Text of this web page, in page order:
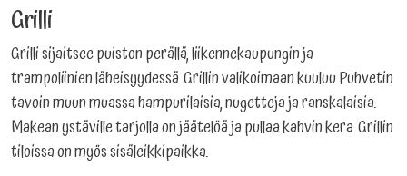
Grilli
Grilli sijaitsee puiston perällä, liikennekaupungin ja
trampoliinien läheisyydessä. Grillin valikoimaan kuuluu Puhvetin
tavoin muun muassa hampurilaisia, nugetteja ja ranskalaisia.
Makean ystäville tarjolla on jäätelöä ja pullaa kahvin kera. Grillin
tiloissa on myös sisäleikkipaikka.